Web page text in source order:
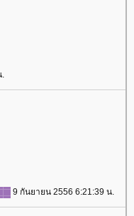
9 กันยายน 2556 6:21:39 น.